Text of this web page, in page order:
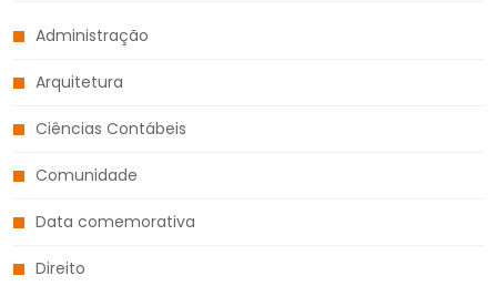
Administração
Arquitetura
Ciências Contábeis
Comunidade
Data comemorativa
Direito